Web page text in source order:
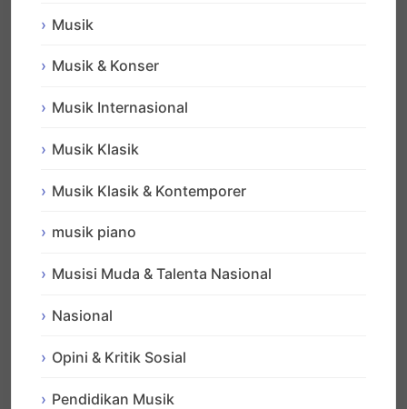
Musik
Musik & Konser
Musik Internasional
Musik Klasik
Musik Klasik & Kontemporer
musik piano
Musisi Muda & Talenta Nasional
Nasional
Opini & Kritik Sosial
Pendidikan Musik